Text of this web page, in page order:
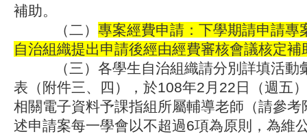
補助。
（二） 專案經費申請：下學期請申請專
自治組織提出申請後經由經費審核會議核定補
（三）各學生自治組織請分別詳填活動
表（附件三、四），於108年2月22日（週五
相關電子資料予課指組所屬輔導老師（請參考
述申請案每一學會以不超過6項為原則，為維